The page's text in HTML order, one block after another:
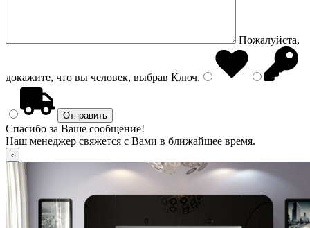
Пожалуйста,
докажите, что вы человек, выбрав Ключ.
Спасибо за Ваше сообщение!
Наш менеджер свяжется с Вами в ближайшее время.